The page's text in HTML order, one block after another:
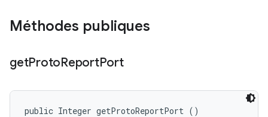
Méthodes publiques
getProtoReportPort
public Integer getProtoReportPort ()